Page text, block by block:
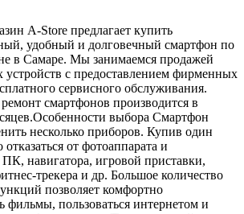
A-Store предлагает купить
удобный и долговечный смартфон по
в Самаре. Мы занимаемся продажей
устройств с предоставлением фирменных
сервисного обслуживания.
смартфонов производится в
выбора Смартфон
несколько приборов. Купив один
от фотоаппарата и
навигатора, игровой приставки,
трекера и др. Большое количество
позволяет комфортно
фильмы, пользоваться интернетом и